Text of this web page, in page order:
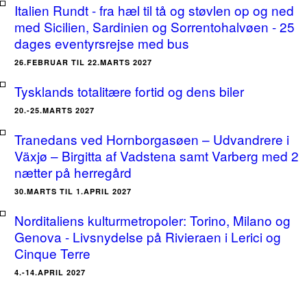
Italien Rundt - fra hæl til tå og støvlen op og ned
med Sicilien, Sardinien og Sorrentohalvøen - 25
dages eventyrsrejse med bus
26.FEBRUAR TIL 22.MARTS 2027
Tysklands totalitære fortid og dens biler
20.-25.MARTS 2027
Tranedans ved Hornborgasøen – Udvandrere i
Växjø – Birgitta af Vadstena samt Varberg med 2
nætter på herregård
30.MARTS TIL 1.APRIL 2027
Norditaliens kulturmetropoler: Torino, Milano og
Genova - Livsnydelse på Rivieraen i Lerici og
Cinque Terre
4.-14.APRIL 2027